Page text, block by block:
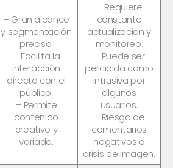
– Gran alcance
y segmentación
precisa.
– Facilita la
interacción
directa con el
público.
– Permite
contenido
creativo y
variado.
– Requiere
constante
actualización y
monitoreo.
– Puede ser
percibida como
intrusiva por
algunos
usuarios.
– Riesgo de
comentarios
negativos o
crisis de imagen.